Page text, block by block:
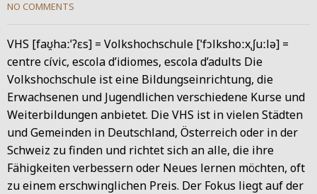
NO COMMENTS
VHS [faʊ̯haːˈʔɛs] = Volkshochschule [ˈfɔlkshoːxˌʃuːlə] =
centre cívic, escola d’idiomes, escola d’adults Die
Volkshochschule ist eine Bildungseinrichtung, die
Erwachsenen und Jugendlichen verschiedene Kurse und
Weiterbildungen anbietet. Die VHS ist in vielen Städten
und Gemeinden in Deutschland, Österreich oder in der
Schweiz zu finden und richtet sich an alle, die ihre
Fähigkeiten verbessern oder Neues lernen möchten, oft
zu einem erschwinglichen Preis. Der Fokus liegt auf der